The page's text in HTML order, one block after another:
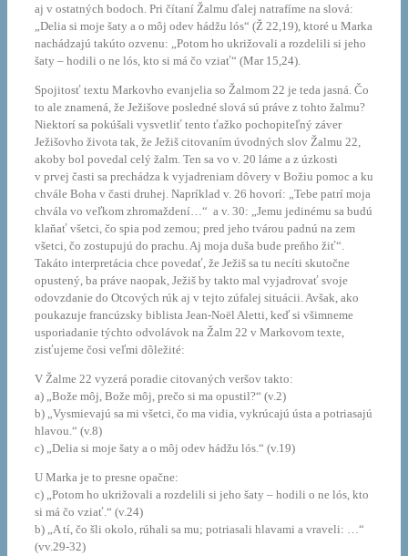
aj v ostatných bodoch. Pri čítaní Žalmu ďalej natrafíme na slová:
„Delia si moje šaty a o môj odev hádžu lós“ (Ž 22,19), ktoré u Marka
nachádzajú takúto ozvenu: „Potom ho ukrižovali a rozdelili si jeho
šaty – hodili o ne lós, kto si má čo vziať“ (Mar 15,24).
Spojitosť textu Markovho evanjelia so Žalmom 22 je teda jasná. Čo
to ale znamená, že Ježišove posledné slová sú práve z tohto žalmu?
Niektorí sa pokúšali vysvetliť tento ťažko pochopiteľný záver
Ježišovho života tak, že Ježiš citovaním úvodných slov Žalmu 22,
akoby bol povedal celý žalm. Ten sa vo v. 20 láme a z úzkosti
v prvej časti sa prechádza k vyjadreniam dôvery v Božiu pomoc a ku
chvále Boha v časti druhej. Napríklad v. 26 hovorí: „Tebe patrí moja
chvála vo veľkom zhromaždení…“ a v. 30: „Jemu jedinému sa budú
klaňať všetci, čo spia pod zemou; pred jeho tvárou padnú na zem
všetci, čo zostupujú do prachu. Aj moja duša bude preňho žiť“.
Takáto interpretácia chce povedať, že Ježiš sa tu necíti skutočne
opustený, ba práve naopak, Ježiš by takto mal vyjadrovať svoje
odovzdanie do Otcových rúk aj v tejto zúfalej situácii. Avšak, ako
poukazuje francúzsky biblista Jean-Noël Aletti, keď si všimneme
usporiadanie týchto odvolávok na Žalm 22 v Markovom texte,
zisťujeme čosi veľmi dôležité:
V Žalme 22 vyzerá poradie citovaných veršov takto:
a) „Bože môj, Bože môj, prečo si ma opustil?“ (v.2)
b) „Vysmievajú sa mi všetci, čo ma vidia, vykrúcajú ústa a potriasajú
hlavou.“ (v.8)
c) „Delia si moje šaty a o môj odev hádžu lós.“ (v.19)
U Marka je to presne opačne:
c) „Potom ho ukrižovali a rozdelili si jeho šaty – hodili o ne lós, kto
si má čo vziať.“ (v.24)
b) „A tí, čo šli okolo, rúhali sa mu; potriasali hlavami a vraveli: …“
(vv.29-32)